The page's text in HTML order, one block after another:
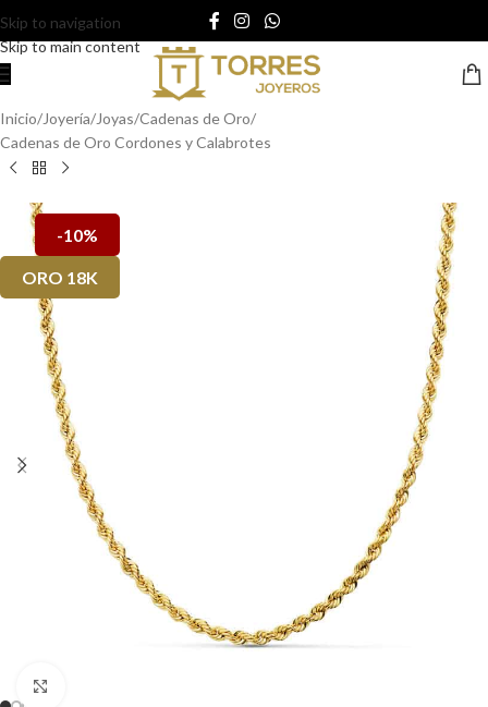
Skip to navigation
Skip to main content
Inicio/Joyería/Joyas/Cadenas de Oro/
Cadenas de Oro Cordones y Calabrotes
-10%
ORO 18K